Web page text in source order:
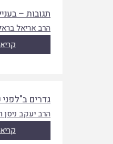
תגובות –
הרב אריאל
גדרים ב"לפני
הרב יעקב ניסן